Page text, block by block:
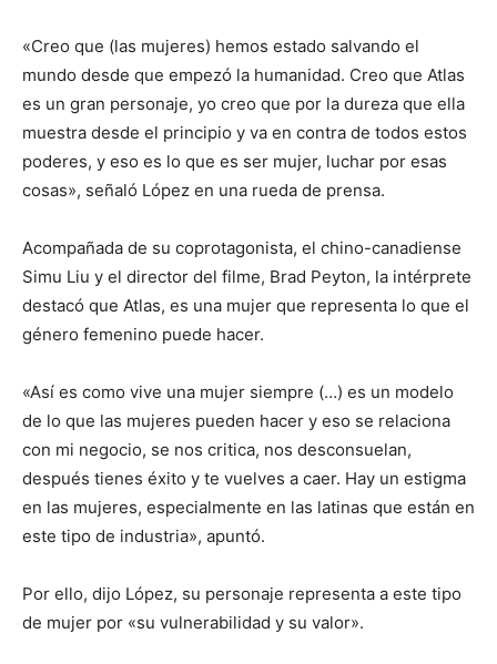
«Creo que (las mujeres) hemos estado salvando el
mundo desde que empezó la humanidad. Creo que Atlas
es un gran personaje, yo creo que por la dureza que ella
muestra desde el principio y va en contra de todos estos
poderes, y eso es lo que es ser mujer, luchar por esas
cosas», señaló López en una rueda de prensa.
Acompañada de su coprotagonista, el chino-canadiense
Simu Liu y el director del filme, Brad Peyton, la intérprete
destacó que Atlas, es una mujer que representa lo que el
género femenino puede hacer.
«Así es como vive una mujer siempre (…) es un modelo
de lo que las mujeres pueden hacer y eso se relaciona
con mi negocio, se nos critica, nos desconsuelan,
después tienes éxito y te vuelves a caer. Hay un estigma
en las mujeres, especialmente en las latinas que están en
este tipo de industria», apuntó.
Por ello, dijo López, su personaje representa a este tipo
de mujer por «su vulnerabilidad y su valor».